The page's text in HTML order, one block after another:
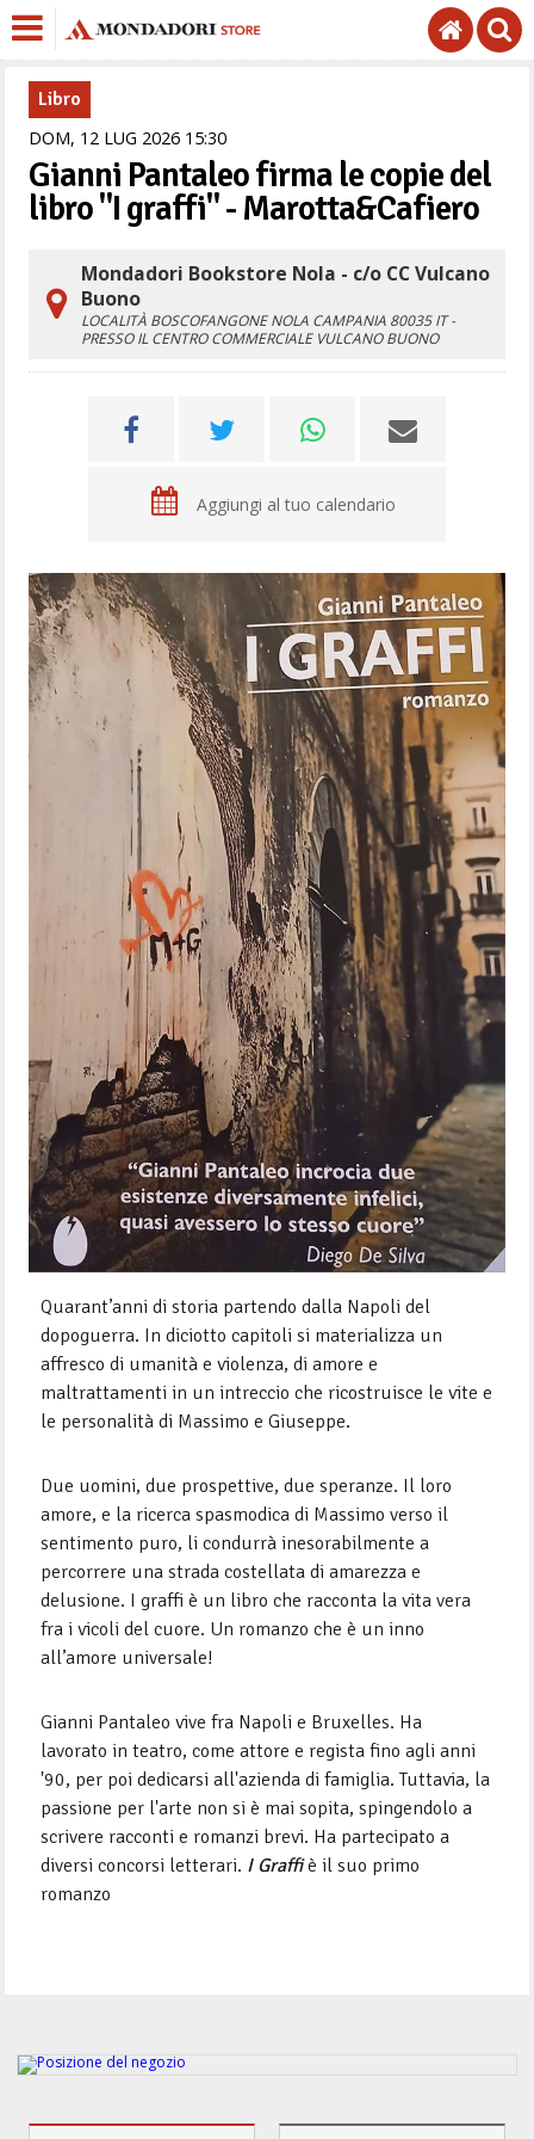
Libro
DOM, 12 LUG 2026 1530
Gianni Pantaleo firma le copie del
libro "I graffi" - Marotta&Cafiero
Mondadori Bookstore Nola - c/o CC Vulcano
Buono
LOCALITÀ BOSCOFANGONENOLA CAMPANIA 80035 IT -
PRESSO IL CENTRO COMMERCIALE VULCANO BUONO
Aggiungi al tuo calendario
Quarant’anni di storia partendo dalla Napoli del
dopoguerra. In diciotto capitoli si materializza un
affresco di umanità e violenza, di amore e
maltrattamenti in un intreccio che ricostruisce le vite e
le personalità di Massimo e Giuseppe.
Due uomini, due prospettive, due speranze. Il loro
amore, e la ricerca spasmodica di Massimo verso il
sentimento puro, li condurrà inesorabilmente a
percorrere una strada costellata di amarezza e
delusione. I graffi è un libro che racconta la vita vera
fra i vicoli del cuore. Un romanzo che è un inno
all’amore universale!
Gianni Pantaleo vive fra Napoli e Bruxelles. Ha
lavorato in teatro, come attore e regista fino agli anni
'90, per poi dedicarsi all'azienda di famiglia. Tuttavia, la
passione per l'arte non si è mai sopita, spingendolo a
scrivere racconti e romanzi brevi. Ha partecipato a
diversi concorsi letterari. I Graffiè il suo primo
romanzo